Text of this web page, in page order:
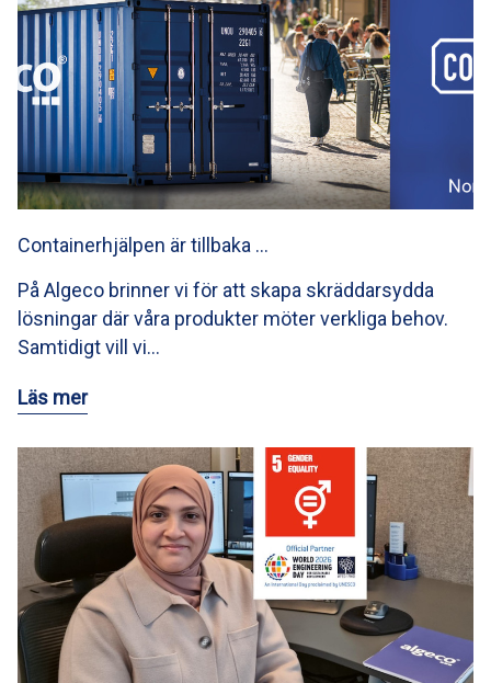
Containerhjälpen är tillbaka …
På Algeco brinner vi för att skapa skräddarsydda
lösningar där våra produkter möter verkliga behov.
Samtidigt vill vi…
Läs mer